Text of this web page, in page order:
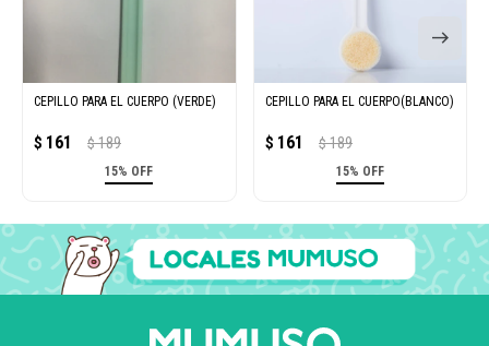
CEPILLO PARA EL CUERPO (VERDE)
$ 161 $ 189
15% OFF
CEPILLO PARA EL CUERPO(BLANCO)
$ 161 $ 189
15% OFF